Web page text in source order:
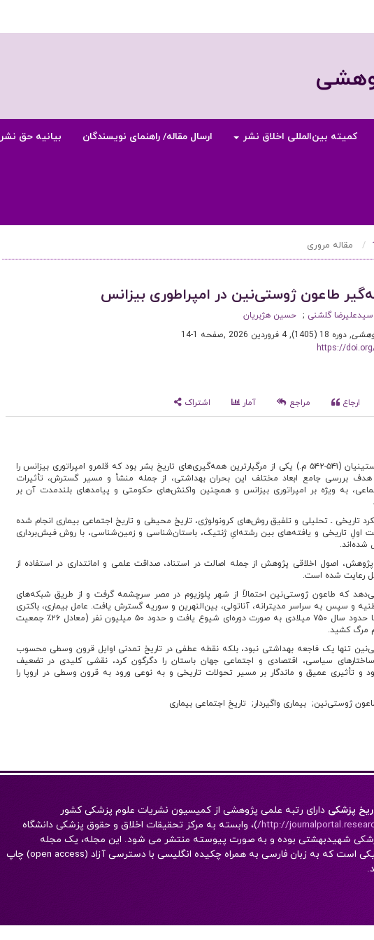
کمیته بین‌المللی اخلاق نشر ارسال مقاله/ راهنمای نویسندگان بیانیه حق نشر
مقاله مروری
طاعون ژوستی‌نین در امپراطوری بیزانس
سیدعلیرضا گلشنی
حسین هژبریان
, دوره 18 (1405), 4 فروردین 2026 ,صفحه 1-14
https://
ارجاع مراجع آمار اشتراک
طاعون ژوستینیان (۵۴۱-۵۴۲ م.) یکی از مرگبارترین همه‌گیری‌های تاریخ بشر بود که قلمرو امپراتوری بیزانس را
هدف بررسی جامع ابعاد مختلف این بحران بهداشتی، از جمله منشأ و مسیر گسترش، تأثیرات
به‌ ویژه بر امپراتوری بیزانس و همچنین واکنش‌های حکومتی و پیامدهای بلندمدت آن بر
تاریخی ـ تحلیلی و تلفیق روش‌های کرونولوژی، تاریخ محیطی و تاریخ اجتماعی بیماری انجام شده
‌اولِ تاریخی و یافته‌های بین ‌رشته‌ایِ ژنتیک، باستان‌شناسی و زمین‌شناسی، با روش فیش‌برداری
شده‌اند.
اصول اخلاقی پژوهش از جمله اصالت در استناد، صداقت علمی و امانتداری در استفاده از
رعایت شده است.
که طاعون ژوستی‌نین احتمالاً از شهر پلوزیوم در مصر سرچشمه گرفت و از طریق شبکه‌های
و سپس به سراسر مدیترانه، آناتولی، بین‌النهرین و سوریه گسترش یافت. عامل بیماری، باکتری
Yersinia pestis بود که تا حدود سال ۷۵۰ میلادی به‌‌ صورت دوره‌ای شیوع یافت و حدود ۵۰ میلیون نفر (معادل ۲۶٪ جمعیت
مرگ کشید.
تنها یک فاجعه بهداشتی نبود، بلکه نقطه عطفی در تاریخ تمدنی اوایل قرون وسطی محسوب
سیاسی، اقتصادی و اجتماعی جهان باستان را دگرگون کرد، نقشی کلیدی در تضعیف
و تأثیری عمیق و ماندگار بر مسیر تحولات تاریخی و به نوعی ورود به قرون وسطی در اروپا را
ژوستی‌نین بیماری واگیردار تاریخ اجتماعی بیماری
پزشکی دارای رتبه علمی پژوهشی از کميسيون نشريات علوم پزشکی کشور
http:// )، وابسته به مرکز تحقيقات اخلاق و حقوق پزشکی دانشگاه
شهیدبهشتی بوده و به صورت پیوسته منتشر می شود. این مجله، یک مجله‌
الکترونيکی است که به زبان فارسی به همراه چکيده انگليسی با دسترسی آزاد (open access) چاپ